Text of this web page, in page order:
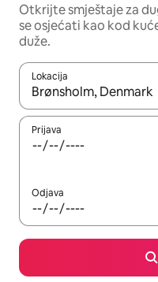
Otkrijte smještaje za
se osjećati kao kod
duže.
Lokacija
Kad su rezultati
Prijava
Odjava